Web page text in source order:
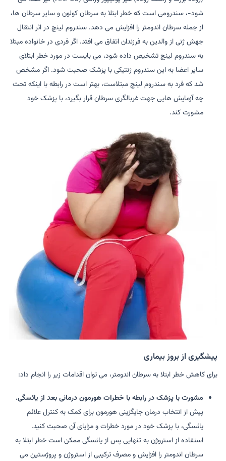
شود-، سندرومی است که خطر ابتلا به سرطان کولون و سایر سرطان ها،
از جمله سرطان اندومتر را افزایش می دهد. سندروم لینچ در اثر انتقال
جهش ژنی از والدین به فرزندان اتفاق می افتد. اگر فردی در خانواده مبتلا
به سندروم لینچ تشخیص داده شود، می بایست در مورد خطر ابتلای
سایر اعضا به این سندروم ژنتیکی با پزشک صحبت شود. اگر مشخص
شد که فرد به سندروم لینچ مبتلاست، بهتر است در رابطه با اینکه تحت
چه آزمایش هایی جهت غربالگری سرطان قرار بگیرد، با پزشک خود
مشورت کند.
پیشگیری از بروز بیماری
برای کاهش خطر ابتلا به سرطان اندومتر، می توان اقدامات زیر را انجام داد:
مشورت با پزشک در رابطه با خطرات هورمون درمانی بعد از یائسگی.
پیش از انتخاب درمان جایگزینی هورمون برای کمک به کنترل علائم
یائسگی، با پزشک خود در مورد خطرات و مزایای آن صحبت کنید.
استفاده از استروژن به تنهایی پس از یائسگی ممکن است خطر ابتلا به
سرطان اندومتر را افزایش و مصرف ترکیبی از استروژن و پروژستین می